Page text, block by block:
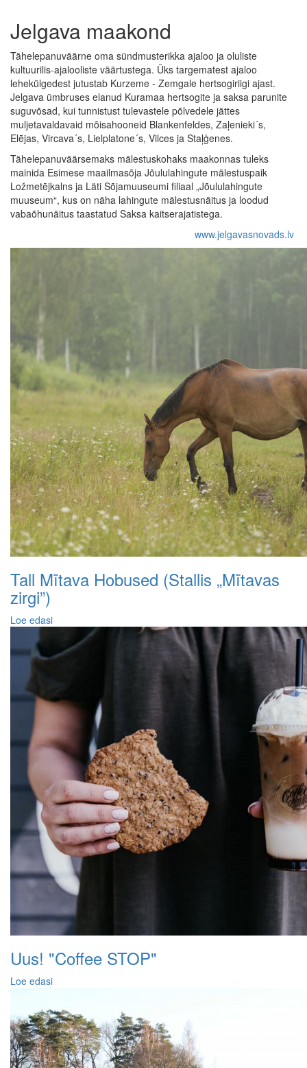
Jelgava maakond
Tähelepanuväärne oma sündmusterikka ajaloo ja oluliste
kultuurilis-ajalooliste väärtustega. Üks targematest ajaloo
lehekülgedest jutustab Kurzeme - Zemgale hertsogiriigi ajast.
Jelgava ümbruses elanud Kuramaa hertsogite ja saksa parunite
suguvõsad, kui tunnistust tulevastele põlvedele jättes
muljetavaldavaid mõisahooneid Blankenfeldes, Zaļenieki´s,
Elējas, Vircava´s, Lielplatone´s, Vilces ja Staļģenes.
Tähelepanuväärsemaks mälestuskohaks maakonnas tuleks
mainida Esimese maailmasõja Jõululahingute mälestuspaik
Ložmetējkalns ja Läti Sõjamuuseumi filiaal „Jõululahingute
muuseum“, kus on näha lahingute mälestusnäitus ja loodud
vabaõhunäitus taastatud Saksa kaitserajatistega.
www.jelgavasnovads.lv
Tall Mītava Hobused (Stallis „Mītavas
zirgi”)
Loe edasi
Uus! "Coffee STOP"
Loe edasi